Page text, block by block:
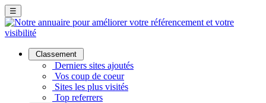
☰
Classement
Derniers sites ajoutés
Vos coup de coeur
Sites les plus visités
Top referrers